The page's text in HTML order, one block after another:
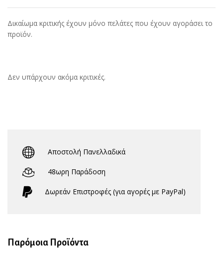
Δικαίωμα κριτικής έχουν μόνο πελάτες που έχουν αγοράσει το
προϊόν.
Δεν υπάρχουν ακόμα κριτικές.
Αποστολή Πανελλαδικά
48ωρη Παράδοση
Δωρεάν Eπιστροφές (για αγορές με PayPal)
Παρόμοια Προϊόντα